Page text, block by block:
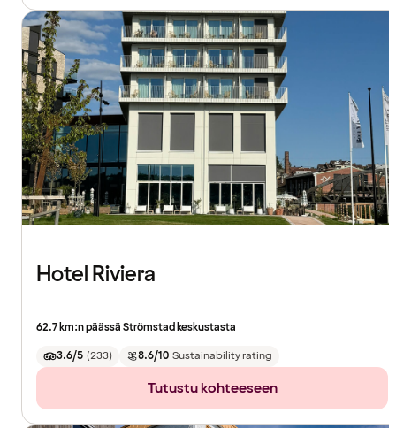
Hotel Riviera
62.7 km:n päässä Strömstad keskustasta
3.6/5 (233) 8.6/10 Sustainability rating
Tutustu kohteeseen